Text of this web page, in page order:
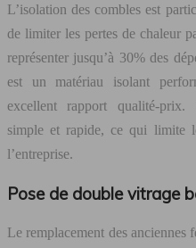
L’isolation des combles est
de limiter les pertes de chaleur
représenter jusqu’à 30% des
est un matériau isolant
excellent rapport qualité-prix.
simple et rapide, ce qui limite
l’entreprise.
Pose de double vitrage
Le remplacement des anciennes